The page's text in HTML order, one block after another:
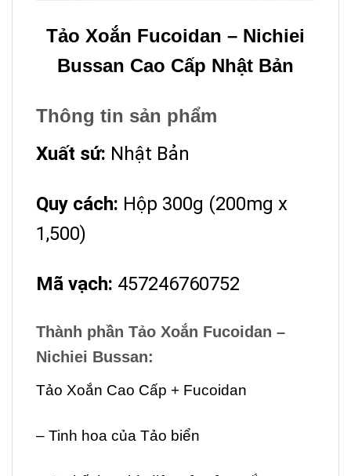
Tảo Xoắn Fucoidan – Nichiei
Bussan Cao Cấp Nhật Bản
Thông tin sản phẩm
Xuất sứ: Nhật Bản
Quy cách: Hộp 300g (200mg x
1,500)
Mã vạch: 457246760752
Thành phần Tảo Xoắn Fucoidan –
Nichiei Bussan:
Tảo Xoắn Cao Cấp + Fucoidan
– Tinh hoa của Tảo biển